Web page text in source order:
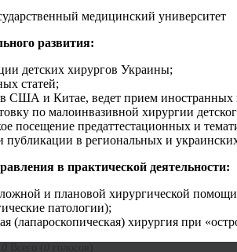
медицинский университет
развития:
детских хирургов Украины;
статей;
в США и Китае, ведет прием иностранных
по малоинвазивной хирургии
посещение предаттестационных и
публикации в региональных и
в практической деятельности:
и плановой хирургической
патологии);
(лапароскопическая) хирургия при